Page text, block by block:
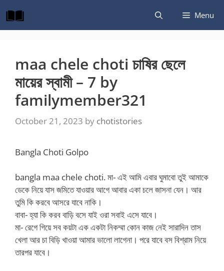
to
content
Menu
maa chele choti চাষির ছেলে
মায়ের স্বামী – 7 by
familymember321
October 21, 2023 by chotistories
Bangla Choti Golpo
bangla maa chele choti. মা- এই আমি এবার ঘুমাবো তুই আমাকে
ডেকে নিয়ে যাস জমিতে যাওয়ার আগে আবার একা চলে জাসনা যেন। আর
তুমি কি করবে আসরে যাবে নাকি।
বাবা- হ্যা কি করব বাড়ি বসে যাই ওরা সবাই এসে যাবে।
মা- রেগে গিয়ে সব কয়টা এক একটা নিকম্মা কোন কাজ নেই সারাদিন তাস
খেলা আর চা বিড়ি খাওয়া আমার ভালো লাগেনা। পরে যাবে বস বিশ্রাম নিয়ে
তারপর যাবে।